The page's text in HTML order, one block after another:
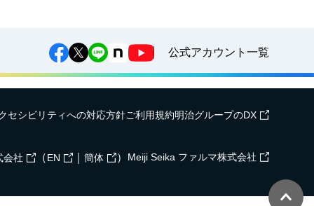
公式アカウント一覧
セシビリティへの対応方針ご利用規約明治グループのDX
会社 （EN 簡体 ） Meiji Seika ファルマ株式会社